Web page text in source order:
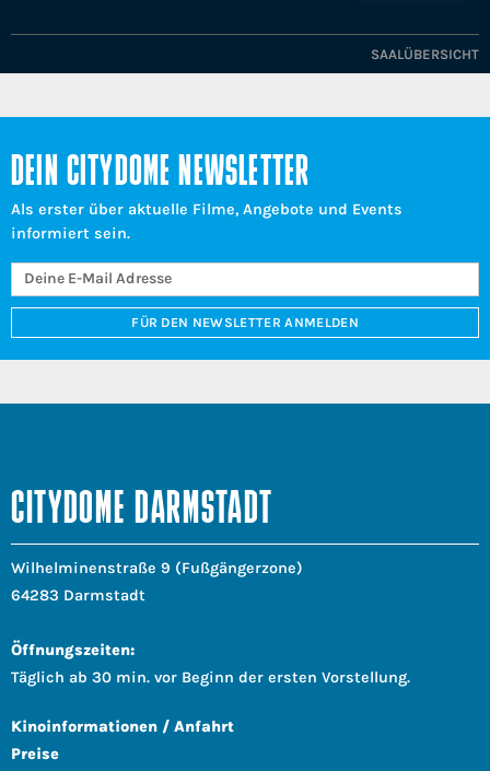
SAALÜBERSICHT
DEIN CITYDOME NEWSLETTER
Als erster über aktuelle Filme, Angebote und Events
informiert sein.
FÜR DEN NEWSLETTER ANMELDEN
CITYDOME DARMSTADT
Wilhelminenstraße 9 (Fußgängerzone)
64283 Darmstadt
Öffnungszeiten:
Täglich ab 30 min. vor Beginn der ersten Vorstellung.
Kinoinformationen / Anfahrt
Preise